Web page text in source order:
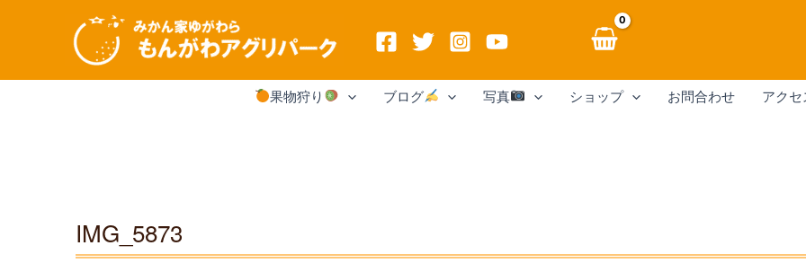
内
果物狩り ブログ 写真 ショップ お問合わせ アクセ
IMG_5873